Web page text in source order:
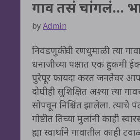
गाव तसं चांगलं…
byAdmin
निवडणुकीची रणधुमाळी त्या
धनाजीच्या पक्षात एक हुकमी
पुरेपूर फायदा करत जनतेवर
दोघीही सुशिक्षित अश्या त्या
सोपवून निश्चिंत झालेला. त्याचे
गोष्टीत तिच्या मुलांनी काही
ह्या स्वार्थाने गावातील काही